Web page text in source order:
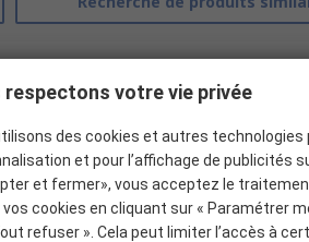
respectons votre vie privée
des cookies et autres
et pour l’affichage de publicités
et fermer», vous acceptez le
cookies en cliquant sur « Paramétrer
refuser ». Cela peut limiter l’accès à